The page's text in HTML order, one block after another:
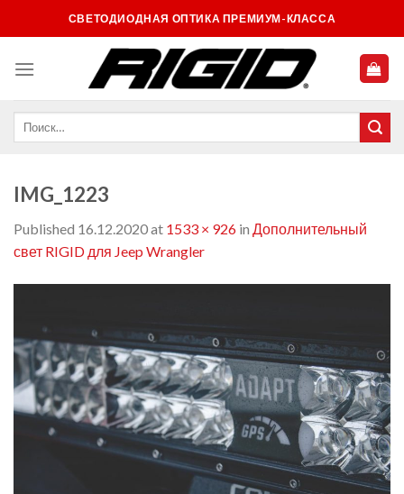
to
СВЕТОДИОДНАЯ ОПТИКА ПРЕМИУМ-КЛАССА
IMG_1223
Published 16.12.2020at 1533 × 926 in Дополнительный
свет RIGID для Jeep Wrangler